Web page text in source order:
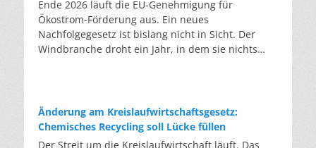
Demonstrationsanlage eröffnet, die ohne diese
Hitze auskommt: Ein chemisches Bad löst die
Metalle bei 50 bis 80 Grad heraus, statt sie
einzuschmelzen. Das Verfahren heißt Iono-
Platine Elektronen und macht sie dadurch löslich.
Unterschiedliche Lösungsmittel-Rezepturen holen
Ende 2026 läuft die EU-Genehmigung für
Ökostrom-Förderung aus. Ein neues
Nachfolgegesetz ist bislang nicht in Sicht. Der
Windbranche droht ein Jahr, in dem sie nichts
die Verfahren laufen heute deutlich schneller. Die
Halbjahresbilanz der Branche bestätigt dieses
Muster: So viele Windräder wie nie zuvor wurden
Änderung am Kreislaufwirtschaftsgesetz:
Chemisches Recycling soll Lücke füllen
Der Streit um die Kreislaufwirtschaft läuft. Das